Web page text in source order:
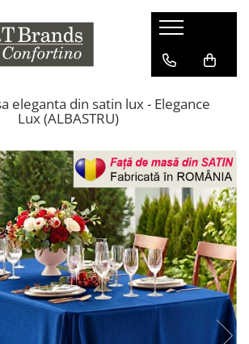
eleganta din satin lux - Elegance
Lux (ALBASTRU)